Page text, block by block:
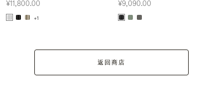
¥11,800.00
+1
¥9,090.00
返回商店